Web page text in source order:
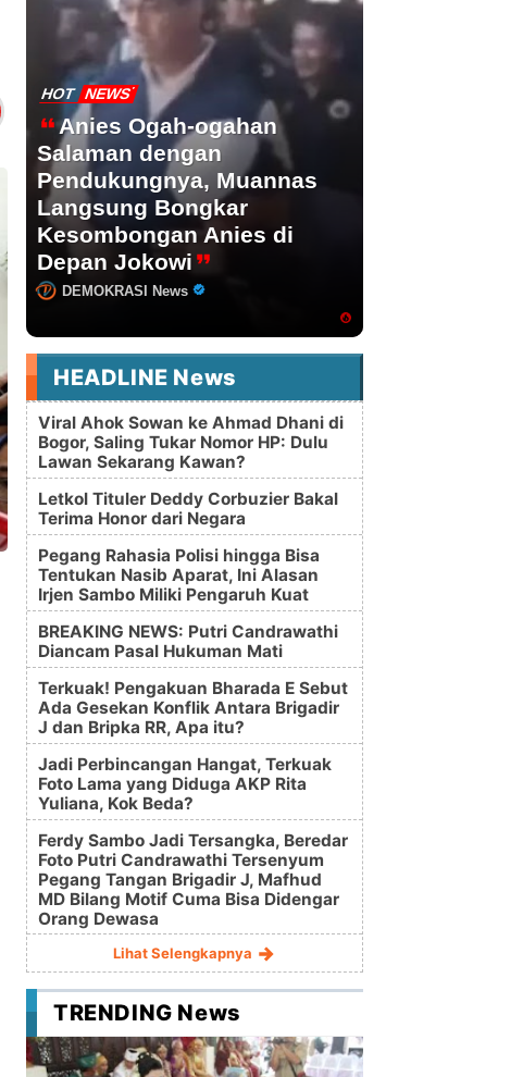
HOT NEWS
Anies Ogah-ogahan
Salaman dengan
Pendukungnya, Muannas
Langsung Bongkar
Kesombongan Anies di
Depan Jokowi
DEMOKRASI News
HEADLINE News
Viral Ahok Sowan ke Ahmad Dhani di
Bogor, Saling Tukar Nomor HP: Dulu
Lawan Sekarang Kawan?
Letkol Tituler Deddy Corbuzier Bakal
Terima Honor dari Negara
Pegang Rahasia Polisi hingga Bisa
Tentukan Nasib Aparat, Ini Alasan
Irjen Sambo Miliki Pengaruh Kuat
BREAKING NEWS: Putri Candrawathi
Diancam Pasal Hukuman Mati
Terkuak! Pengakuan Bharada E Sebut
Ada Gesekan Konflik Antara Brigadir
J dan Bripka RR, Apa itu?
Jadi Perbincangan Hangat, Terkuak
Foto Lama yang Diduga AKP Rita
Yuliana, Kok Beda?
Ferdy Sambo Jadi Tersangka, Beredar
Foto Putri Candrawathi Tersenyum
Pegang Tangan Brigadir J, Mafhud
MD Bilang Motif Cuma Bisa Didengar
Orang Dewasa
Lihat Selengkapnya
TRENDING News